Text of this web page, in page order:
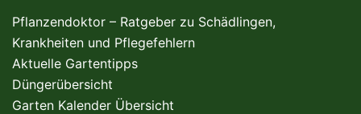
Pflanzendoktor – Ratgeber zu Schädlingen,
Krankheiten und Pflegefehlern
Aktuelle Gartentipps
Düngerübersicht
Garten Kalender Übersicht